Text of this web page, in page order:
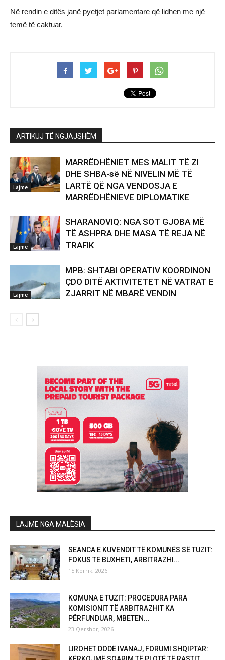
Në rendin e ditës janë pyetjet parlamentare që lidhen me një
temë të caktuar.
ARTIKUJ TË NGJAJSHËM
Lajme
MARRËDHËNIET MES MALIT TË ZI
DHE SHBA-së NË NIVELIN MË TË
LARTË QË NGA VENDOSJA E
MARRËDHËNIEVE DIPLOMATIKE
Lajme
SHARANOVIQ: NGA SOT GJOBA MË
TË ASHPRA DHE MASA TË REJA NË
TRAFIK
Lajme
MPB: SHTABI OPERATIV KOORDINON
ÇDO DITË AKTIVITETET NË VATRAT E
ZJARRIT NË MBARË VENDIN
LAJME NGA MALËSIA
SEANCA E KUVENDIT TË KOMUNËS SË TUZIT:
FOKUS TE BUXHETI, ARBITRAZHI...
15 Korrik, 2026
KOMUNA E TUZIT: PROCEDURA PARA
KOMISIONIT TË ARBITRAZHIT KA
PËRFUNDUAR, MBETEN...
23 Qershor, 2026
LIROHET DODË IVANAJ, FORUMI SHQIPTAR: